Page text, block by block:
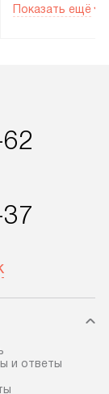
эксплуатации
Показать ещё
и ответы